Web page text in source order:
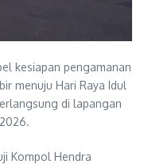
kesiapan pengamanan
menuju Hari Raya Idul
di lapangan
Kompol Hendra